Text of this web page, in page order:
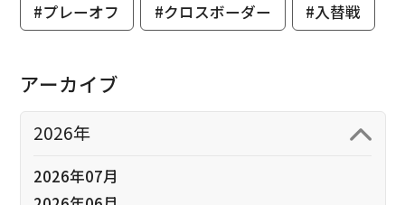
#プレーオフ
#クロスボーダー #入替戦
アーカイブ
2026年
2026年07月